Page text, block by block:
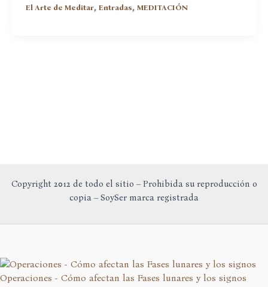
de
El Arte de Meditar,Entradas,MEDITACIÓN
Copyright 2012 de todo el sitio – Prohibida su reproducción o
copia – SoySer marca registrada
Operaciones - Cómo afectan las Fases lunares y los signos